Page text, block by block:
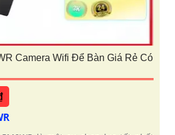
Camera Wifi Để Bàn Giá Rẻ Có